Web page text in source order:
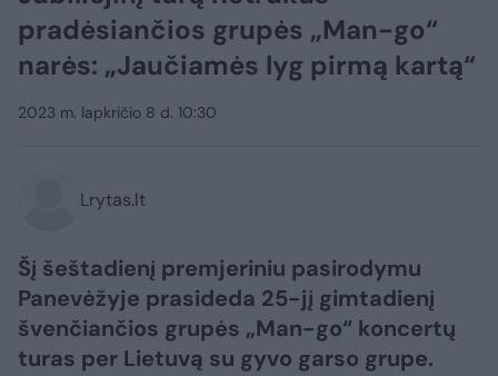
pradėsiančios grupės „Man-go“
narės: „Jaučiamės lyg pirmą kartą“
2023 m. lapkričio 8 d. 10:30
Lrytas.lt
Šį šeštadienį premjeriniu pasirodymu
Panevėžyje prasideda 25-jį gimtadienį
švenčiančios grupės „Man-go“ koncertų
turas per Lietuvą su gyvo garso grupe.